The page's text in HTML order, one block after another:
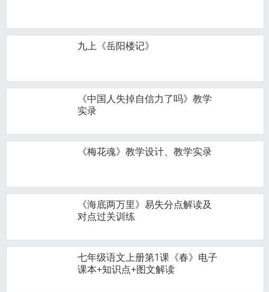
九上《岳阳楼记》
《中国人失掉自信力了吗》教学
实录
《梅花魂》教学设计、教学实录
《海底两万里》易失分点解读及
对点过关训练
七年级语文上册第1课《春》电子
课本+知识点+图文解读